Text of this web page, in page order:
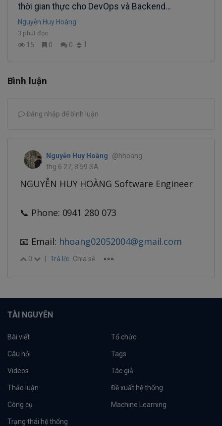
thời gian thực cho DevOps và Backend
Developer
Nguyễn Huy Hoàng
3 phút đọc
15 0 0 1
Bình luận
Đăng nhập để bình luận
Nguyễn Huy Hoàng
@hhoang
thg 6 27, 8:59 SA
NGUYỄN HUY HOÀNG Software Engineer
📞 Phone: 0941 280 073
📧 Email: hhoang02052004@gmail.com
0 Trả lời Chia sẻ
TÀI NGUYÊN
Bài viết Tổ chức
Câu hỏi Tags
Videos Tác giả
Thảo luận Đề xuất hệ thống
Công cụ Machine Learning
Trạng thái hệ thống